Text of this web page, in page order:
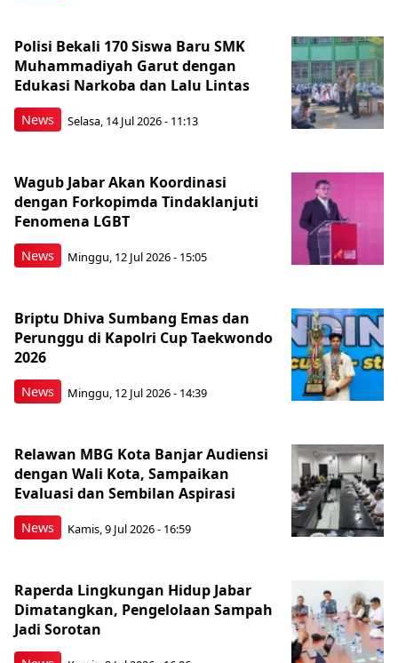
News
Polisi Bekali 170 Siswa Baru SMK
Muhammadiyah Garut dengan
Edukasi Narkoba dan Lalu Lintas
Selasa, 14 Jul 2026 - 11:13
News
Wagub Jabar Akan Koordinasi
dengan Forkopimda Tindaklanjuti
Fenomena LGBT
Minggu, 12 Jul 2026 - 15:05
News
Briptu Dhiva Sumbang Emas dan
Perunggu di Kapolri Cup Taekwondo
2026
Minggu, 12 Jul 2026 - 14:39
News
Relawan MBG Kota Banjar Audiensi
dengan Wali Kota, Sampaikan
Evaluasi dan Sembilan Aspirasi
Kamis, 9 Jul 2026 - 16:59
Raperda Lingkungan Hidup Jabar
Dimatangkan, Pengelolaan Sampah
Jadi Sorotan